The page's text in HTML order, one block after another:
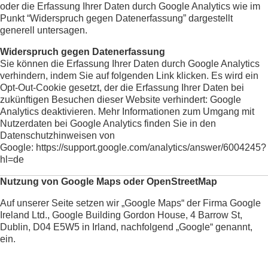
oder die Erfassung Ihrer Daten durch Google Analytics wie im
Punkt “Widerspruch gegen Datenerfassung” dargestellt
generell untersagen.
Widerspruch gegen Datenerfassung
Sie können die Erfassung Ihrer Daten durch Google Analytics
verhindern, indem Sie auf folgenden Link klicken. Es wird ein
Opt-Out-Cookie gesetzt, der die Erfassung Ihrer Daten bei
zukünftigen Besuchen dieser Website verhindert: Google
Analytics deaktivieren. Mehr Informationen zum Umgang mit
Nutzerdaten bei Google Analytics finden Sie in den
Datenschutzhinweisen von
Google: https://support.google.com/analytics/answer/6004245?
hl=de
Nutzung von Google Maps oder OpenStreetMap
Auf unserer Seite setzen wir „Google Maps“ der Firma Google
Ireland Ltd., Google Building Gordon House, 4 Barrow St,
Dublin, D04 E5W5 in Irland, nachfolgend „Google“ genannt,
ein.